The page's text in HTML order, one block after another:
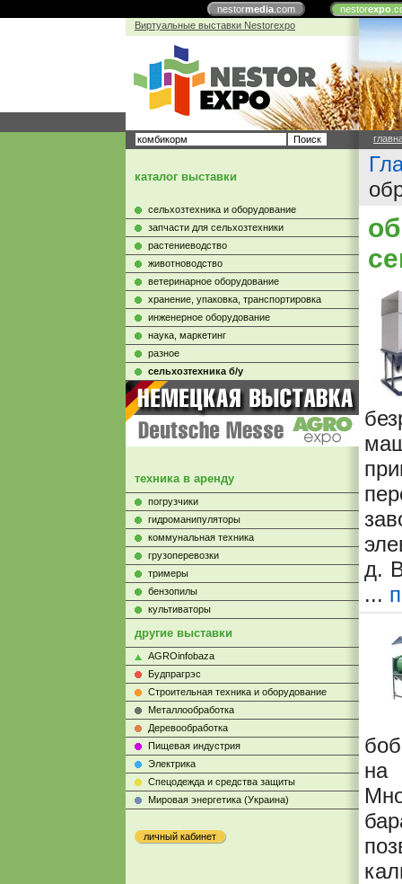
nestormedia.com nestorexpo
Виртуальные выставки Nestorexpo
каталог выставки
сельхозтехника и оборудование
запчасти для сельхозтехники
растениеводство
животноводство
ветеринарное оборудование
хранение, упаковка, транспортировка
инженерное оборудование
наука, маркетинг
разное
сельхозтехника б/у
техника в аренду
погрузчики
гидроманипуляторы
коммунальная техника
грузоперевозки
тримеры
бензопилы
культиваторы
другие выставки
AGROinfobaza
Будпрагрэс
Строительная техника и оборудование
Металлообработка
Деревообработка
Пищевая индустрия
Электрика
Cпецодежда и средства защиты
Мировая энергетика (Украина)
личный кабинет
д.
...
на